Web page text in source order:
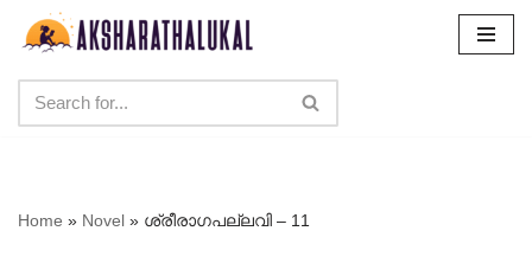
content
Home » Novel » ശ്രീരാഗപല്ലവി – 11